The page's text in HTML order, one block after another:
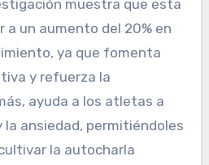
muestra que esta
a un aumento del 20% en
ya que fomenta
y refuerza la
ayuda a los atletas a
ansiedad, permitiéndoles
la autocharla